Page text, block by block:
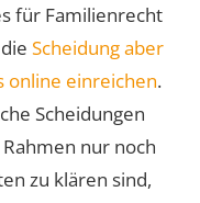
für Familienrecht
Scheidung aber
online einreichen.
Scheidungen
nur noch
zu klären sind,